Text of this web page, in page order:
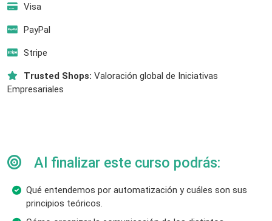
Visa
PayPal
Stripe
Trusted Shops: Valoración global de Iniciativas
Empresariales
Al finalizar este curso podrás:
Qué entendemos por automatización y cuáles son sus
principios teóricos.